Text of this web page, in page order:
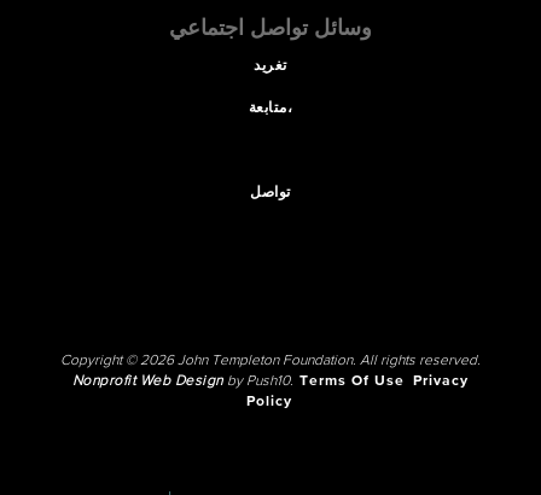
وسائل تواصل اجتماعي
تغريد
متابعة،
تواصل
Copyright © 2026 John Templeton Foundation. All rights reserved.
Nonprofit Web Designby Push10. Terms Of Use
Privacy
Policy